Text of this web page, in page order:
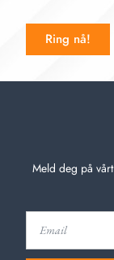
Ring nå!
Meld deg på